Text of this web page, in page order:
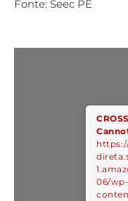
Fonte: Seec PE
06/wp-